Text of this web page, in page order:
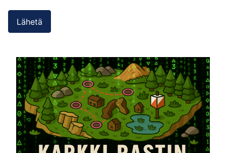
Lähetä